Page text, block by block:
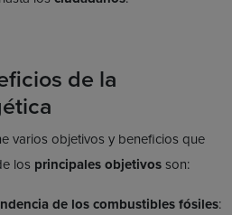
de la
varios objetivos y beneficios que
los principales objetivosson:
de los combustibles fósiles: